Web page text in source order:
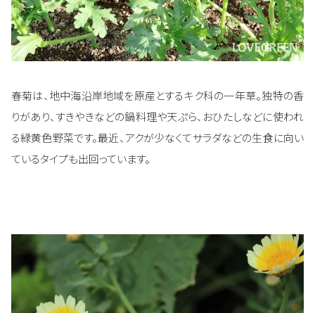
春菊は、地中海沿岸地域を原産とするキク科の一年草。独特の香
りがあり、すきやきなどの鍋料理や天ぷら、おひたしなどに使われ
る緑黄色野菜です。最近、アクが少なくてサラダなどの生食に向い
ているタイプも出回っています。